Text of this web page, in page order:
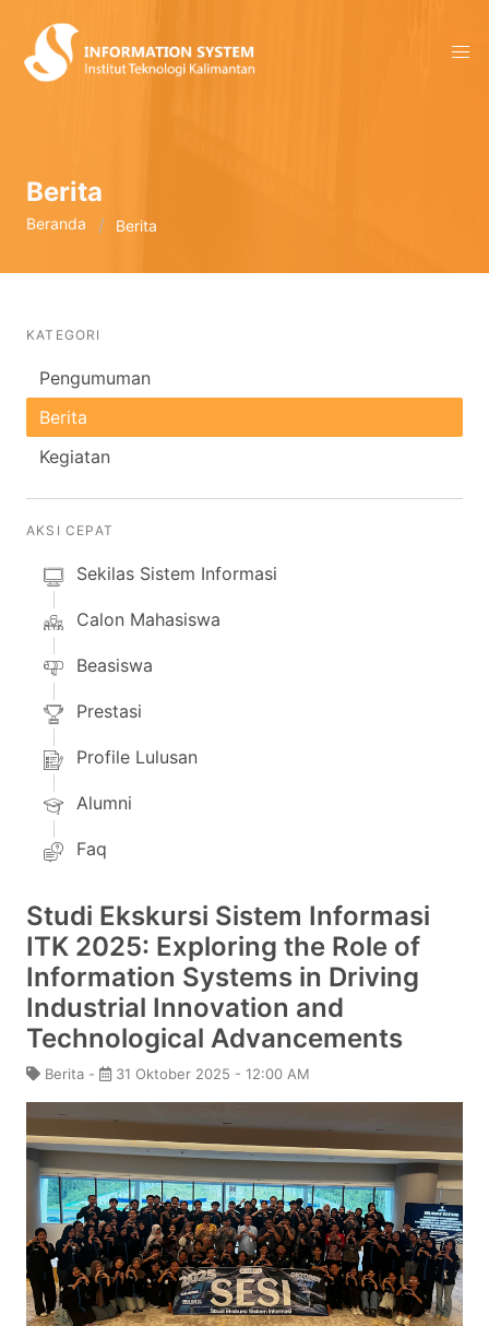
Berita
Beranda Berita
KATEGORI
Pengumuman
Berita
Kegiatan
AKSI CEPAT
Sekilas Sistem Informasi
Calon Mahasiswa
Beasiswa
Prestasi
Profile Lulusan
Alumni
Faq
Studi Ekskursi Sistem Informasi
ITK 2025: Exploring the Role of
Information Systems in Driving
Industrial Innovation and
Technological Advancements
Berita - 31 Oktober 2025 - 12:00 AM